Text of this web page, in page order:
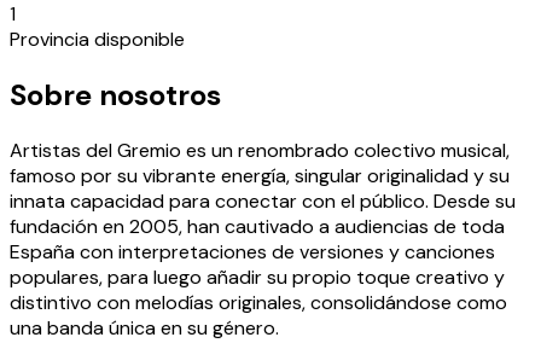
1
Provincia disponible
Sobre nosotros
Artistas del Gremio es un renombrado colectivo musical,
famoso por su vibrante energía, singular originalidad y su
innata capacidad para conectar con el público. Desde su
fundación en 2005, han cautivado a audiencias de toda
España con interpretaciones de versiones y canciones
populares, para luego añadir su propio toque creativo y
distintivo con melodías originales, consolidándose como
una banda única en su género.